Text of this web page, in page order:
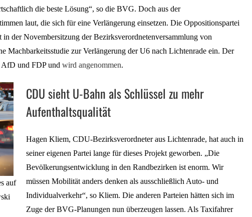
die beste Lösung“, so die BVG. Doch aus der
laut, die sich für eine Verlängerung einsetzen. Die Oppositionspartei
der Novembersitzung der Bezirksverordnetenversammlung von
Machbarkeitsstudie zur Verlängerung der U6 nach Lichtenrade ein. Der
AfD und FDP und wird angenommen.
auf
CDU sieht U-Bahn als Schlüssel zu mehr
Aufenthaltsqualität
Hagen Kliem, CDU-Bezirksverordneter aus Lichtenrade, hat auch in
seiner eigenen Partei lange für dieses Projekt geworben. „Die
Bevölkerungsentwicklung in den Randbezirken ist enorm. Wir
müssen Mobilität anders denken als ausschließlich Auto- und
Individualverkehr“, so Kliem. Die anderen Parteien hätten sich im
Zuge der BVG-Planungen nun überzeugen lassen. Als Taxifahrer